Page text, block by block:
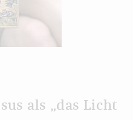
als „das Licht